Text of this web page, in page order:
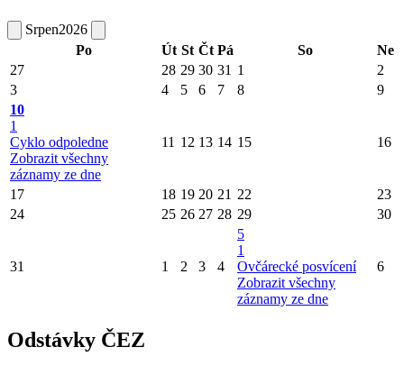
Srpen2026
Po
Út St Čt Pá So
Ne
27
28 29 30 31 1
2
3
4 5 6 7 8
9
10
1
Cyklo odpoledne
Zobrazit všechny
záznamy ze dne
11 12 13 14 15 16
17 18 19 20 21 22
23
24
25 26 27 28 29 30
31 1 2 3 4
5
1
Ovčárecké posvícení
Zobrazit všechny
záznamy ze dne
6
Odstávky ČEZ